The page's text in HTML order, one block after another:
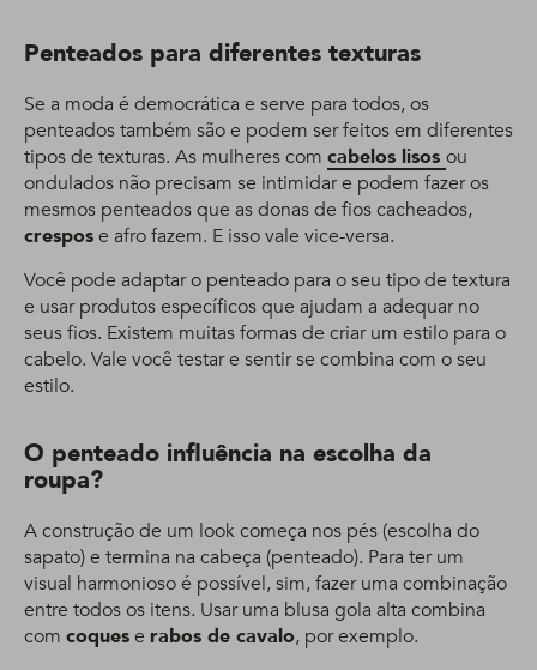
Penteados para diferentes texturas
Se a moda é democrática e serve para todos, os
penteados também são e podem ser feitos em diferentes
tipos de texturas. As mulheres com cabelos lisos ou
ondulados não precisam se intimidar e podem fazer os
mesmos penteados que as donas de fios cacheados,
crespose afro fazem. E isso vale vice-versa.
Você pode adaptar o penteado para o seu tipo de textura
e usar produtos específicos que ajudam a adequar no
seus fios. Existem muitas formas de criar um estilo para o
cabelo. Vale você testar e sentir se combina com o seu
estilo.
O penteado influência na escolha da
roupa?
A construção de um look começa nos pés (escolha do
sapato) e termina na cabeça (penteado). Para ter um
visual harmonioso é possível, sim, fazer uma combinação
entre todos os itens. Usar uma blusa gola alta combina
com coquese rabos de cavalo, por exemplo.